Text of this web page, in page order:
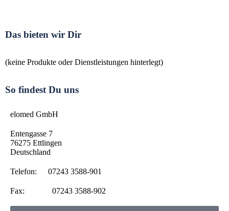
Das bieten wir Dir
(keine Produkte oder Dienstleistungen hinterlegt)
So findest Du uns
elomed GmbH
Entengasse 7
76275 Ettlingen
Deutschland
Telefon: 07243 3588-901
Fax: 07243 3588-902